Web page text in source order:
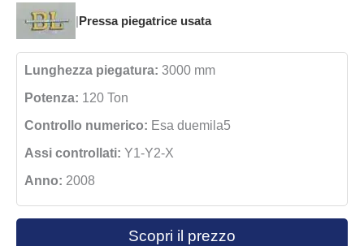
Pressa piegatrice usata
Lunghezza piegatura: 3000 mm
Potenza: 120 Ton
Controllo numerico: Esa duemila5
Assi controllati: Y1-Y2-X
Anno: 2008
Scopri il prezzo